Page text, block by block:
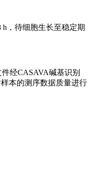
，待细胞生长至稳定期
经CASAVA碱基识别
样本的测序数据质量进行